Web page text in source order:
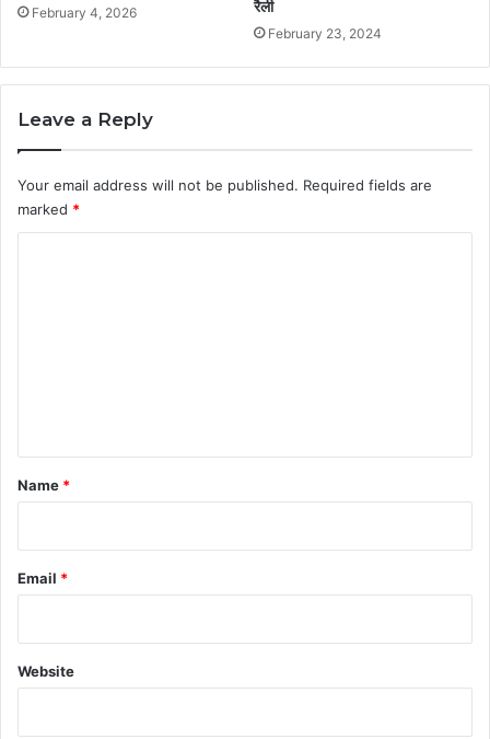
February 4, 2026 रैली
February 23, 2024
Leave a Reply
Your email address will not be published. Required fields are
marked *
*
Name *
Email *
Website